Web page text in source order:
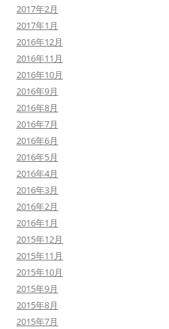
2017年2月
2017年1月
2016年12月
2016年11月
2016年10月
2016年9月
2016年8月
2016年7月
2016年6月
2016年5月
2016年4月
2016年3月
2016年2月
2016年1月
2015年12月
2015年11月
2015年10月
2015年9月
2015年8月
2015年7月